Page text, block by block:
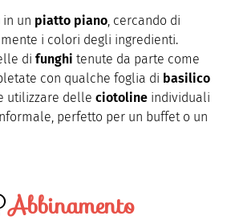
un piatto piano , cercando di
i colori degli ingredienti.
di funghi tenute da parte come
con qualche foglia di basilico
utilizzare delle ciotoline individuali
perfetto per un buffet o un
Abbinamento